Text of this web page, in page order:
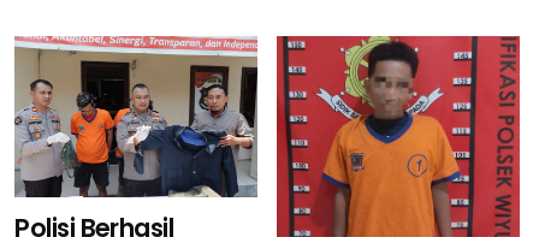
Polisi Berhasil